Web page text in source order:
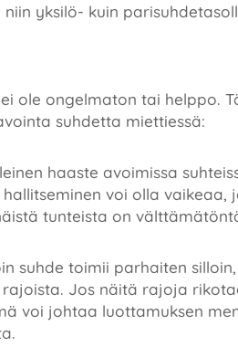
yksilö- kuin
ole ongelmaton tai helppo.
suhdetta miettiessä:
haaste avoimissa
voi olla vaikeaa,
tunteista on
suhde toimii parhaiten
Jos näitä rajoja
voi johtaa luottamuksen